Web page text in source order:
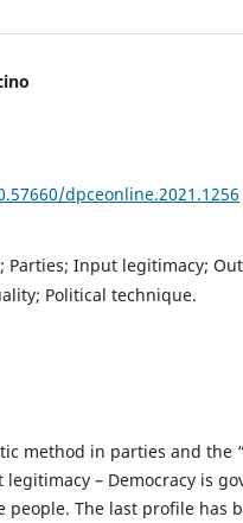
dpceonline.2021.1256
Parties; Input legitimacy;
Political technique.
method in parties and the
– Democracy is
people. The last profile has